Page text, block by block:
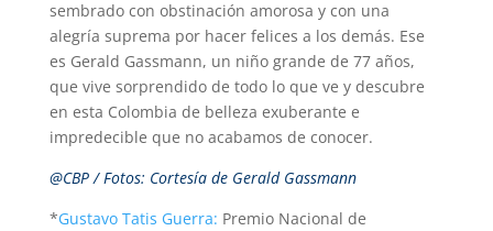
sembrado con obstinación amorosa y con una
alegría suprema por hacer felices a los demás. Ese
es Gerald Gassmann, un niño grande de 77 años,
que vive sorprendido de todo lo que ve y descubre
en esta Colombia de belleza exuberante e
impredecible que no acabamos de conocer.
@CBP / Fotos: Cortesía de Gerald Gassmann
*Gustavo Tatis Guerra: Premio Nacional de